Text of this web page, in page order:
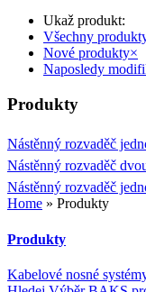
Ukaž produkt:
Všechny
Nové produkty×
Naposledy
Produkty
Nástěnný rozvaděč
Nástěnný rozvaděč
Nástěnný rozvaděč
Home » Produkty
Produkty
Kabelové nosné